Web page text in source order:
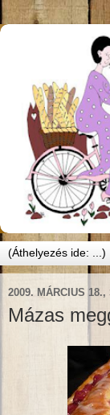
2009. MÁRCIUS 18.,
Mázas